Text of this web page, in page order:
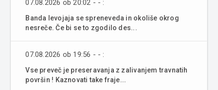
07.08.2026 ob 20:02 - - :
Banda levojaja se spreneveda in okoliše okrog
nesreče. Če bi se to zgodilo des...
07.08.2026 ob 19:56 - - :
Vse preveč je preseravanja z zalivanjem travnatih
površin ! Kaznovati take fraje...